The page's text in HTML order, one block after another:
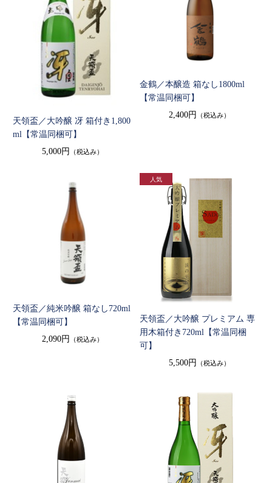
天領盃／大吟醸 冴 箱付き1,800
ml【常温同梱可】
5,000円
（税込み）
金鶴／本醸造 箱なし1800ml
【常温同梱可】
2,400円
（税込み）
天領盃／純米吟醸 箱なし720ml
【常温同梱可】
2,090円
（税込み）
天領盃／大吟醸 プレミアム 専
用木箱付き720ml【常温同梱
可】
5,500円
（税込み）